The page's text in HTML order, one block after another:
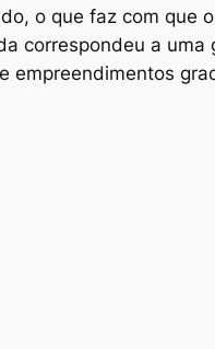
o que faz com que
correspondeu a